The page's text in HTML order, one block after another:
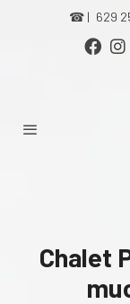
☎ | 629
Chalet